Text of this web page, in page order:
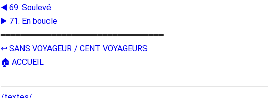
◀️ 69. Soulevé
▶️ 71. En boucle
━━━━━━━━━━━━━━━━━━━━━━━━━━━━━━━━
↩️ SANS VOYAGEUR / CENT VOYAGEURS
🏠 ACCUEIL